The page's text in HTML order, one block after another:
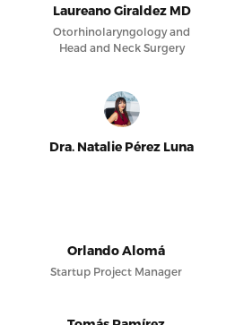
Laureano Giraldez MD
Otorhinolaryngology and
Head and Neck Surgery
Dra. Natalie Pérez Luna
Orlando Alomá
Startup Project Manager